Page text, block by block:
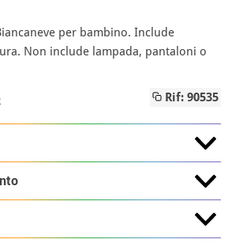
per bambino. Include
Non include lampada, pantaloni o
Rif: 90535